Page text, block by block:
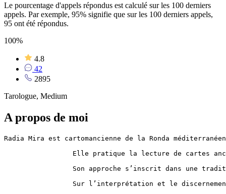
Le pourcentage d'appels répondus est calculé sur les 100 derniers
appels. Par exemple, 95% signifie que sur les 100 derniers appels,
95 ont été répondus.
100%
4.8
42
2895
Tarologue, Medium
A propos de moi
Radia Mira est cartomancienne de la Ronda
Elle pratique la lecture de cartes
Son approche s’inscrit dans une
Sur l’interprétation et le